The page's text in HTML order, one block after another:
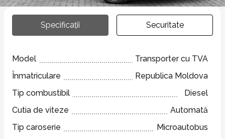
Specificații Securitate
Model
Transporter cu TVA
Înmatriculare
Republica Moldova
Tip combustibil
Diesel
Cutia de viteze
Automată
Tip caroserie
Microautobus